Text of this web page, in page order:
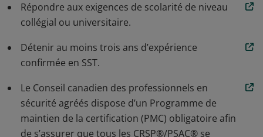
professionnelle.
Répondre aux exigences de scolarité de niveau
collégial ou universitaire.
Détenir au moins trois ans d’expérience
confirmée en SST.
Le Conseil canadien des professionnels en
sécurité agréés dispose d’un Programme de
maintien de la certification (PMC) obligatoire afin
de s’assurer que tous les CRSP®/PSAC® se